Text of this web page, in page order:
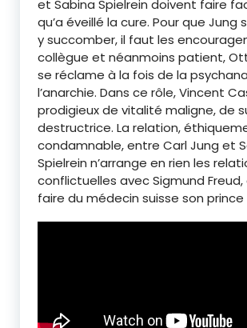
et Sabina Spielrein doivent faire
qu’a éveillé la cure. Pour que Jung
y succomber, il faut les
collègue et néanmoins patient,
se réclame à la fois de la
l’anarchie. Dans ce rôle, Vincent
prodigieux de vitalité maligne, de
destructrice. La relation,
condamnable, entre Carl Jung et
Spielrein n’arrange en rien les
conflictuelles avec Sigmund
faire du médecin suisse son prince